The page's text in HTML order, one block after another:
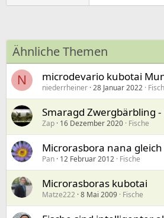
Ähnliche Themen
N microdevario kubotai
niederrheiner 28 Januar 2022
Smaragd Zwergbärbling
Zap 16 Dezember 2020 Fische
Microrasbora nana
Pan 12 Februar 2012 Fische
Microrasboras kubotai
Matze222 8 Mai 2009 Fische